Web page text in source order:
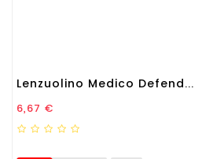
Lenzuolino Medico Defend...
Prezzo
6,67 €